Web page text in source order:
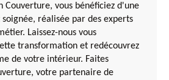
Couverture, vous bénéficiez d'une
réalisée par des experts
Laissez-nous vous
transformation et redécouvrez
de votre intérieur. Faites
votre partenaire de